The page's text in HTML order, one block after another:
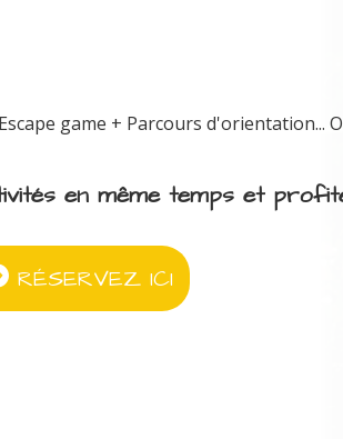
game + Parcours d'orientation...
en même temps et
RÉSERVEZ ICI